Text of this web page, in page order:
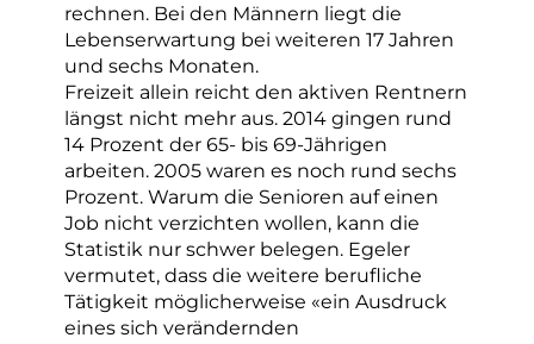
rechnen. Bei den Männern liegt die
Lebenserwartung bei weiteren 17 Jahren
und sechs Monaten.
Freizeit allein reicht den aktiven Rentnern
längst nicht mehr aus. 2014 gingen rund
14 Prozent der 65- bis 69-Jährigen
arbeiten. 2005 waren es noch rund sechs
Prozent. Warum die Senioren auf einen
Job nicht verzichten wollen, kann die
Statistik nur schwer belegen. Egeler
vermutet, dass die weitere berufliche
Tätigkeit möglicherweise «ein Ausdruck
eines sich verändernden